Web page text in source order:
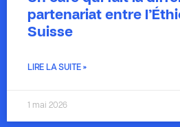
partenariat entre
Suisse
LIRE LA SUITE »
1 mai 2026